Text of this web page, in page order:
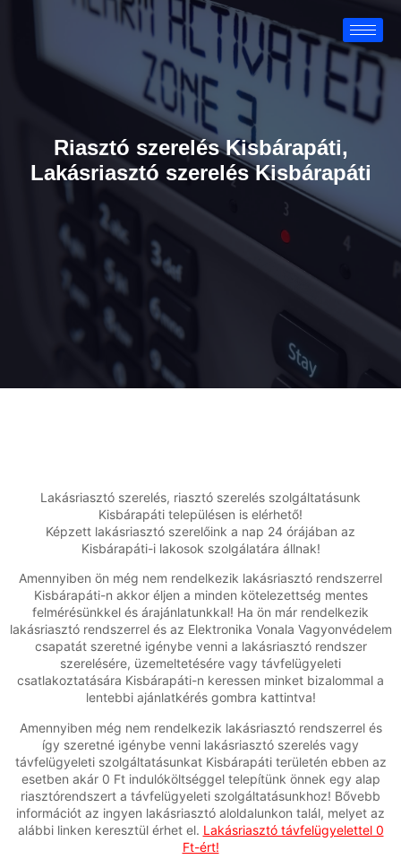
Riasztó szerelés Kisbárapáti,
Lakásriasztó szerelés Kisbárapáti
Lakásriasztó szerelés, riasztó szerelés szolgáltatásunk
Kisbárapáti településen is elérhető!
Képzett lakásriasztó szerelőink a nap 24 órájában az
Kisbárapáti-i lakosok szolgálatára állnak!
Amennyiben ön még nem rendelkezik lakásriasztó rendszerrel
Kisbárapáti-n akkor éljen a minden kötelezettség mentes
felmérésünkkel és árajánlatunkkal! Ha ön már rendelkezik
lakásriasztó rendszerrel és az Elektronika Vonala Vagyonvédelem
csapatát szeretné igénybe venni a lakásriasztó rendszer
szerelésére, üzemeltetésére vagy távfelügyeleti
csatlakoztatására Kisbárapáti-n keressen minket bizalommal a
lentebbi ajánlatkérés gombra kattintva!
Amennyiben még nem rendelkezik lakásriasztó rendszerrel és
így szeretné igénybe venni lakásriasztó szerelés vagy
távfelügyeleti szolgáltatásunkat Kisbárapáti területén ebben az
esetben akár 0 Ft indulóköltséggel telepítünk önnek egy alap
riasztórendszert a távfelügyeleti szolgáltatásunkhoz! Bővebb
információt az ingyen lakásriasztó aloldalunkon talál, melyet az
alábbi linken keresztül érhet el. Lakásriasztó távfelügyelettel 0
Ft-ért!